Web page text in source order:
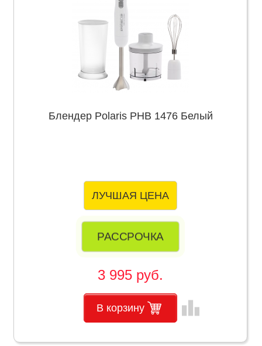
Блендер Polaris PHB 1476 Белый
ЛУЧШАЯ ЦЕНА
РАССРОЧКА
3 995 руб.
В корзину leaderboard